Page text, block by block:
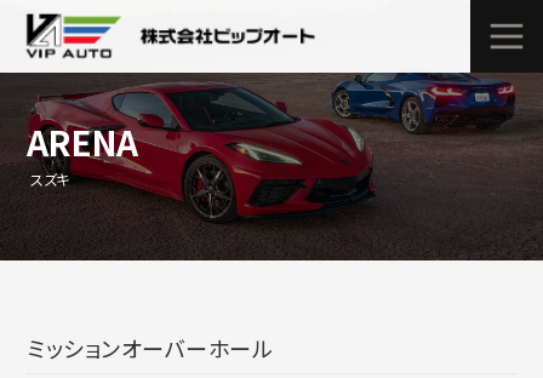
ARENA
スズキ
ミッションオーバーホール